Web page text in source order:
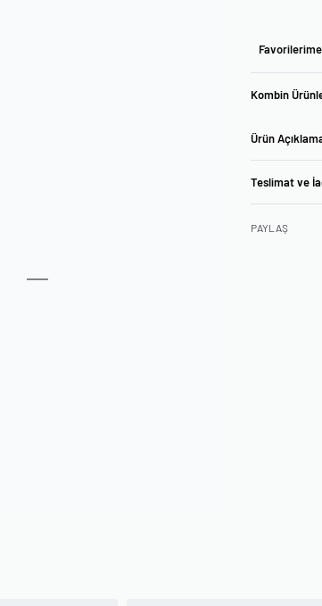
Kombin
Ürün
Teslimat ve
PAYLAŞ